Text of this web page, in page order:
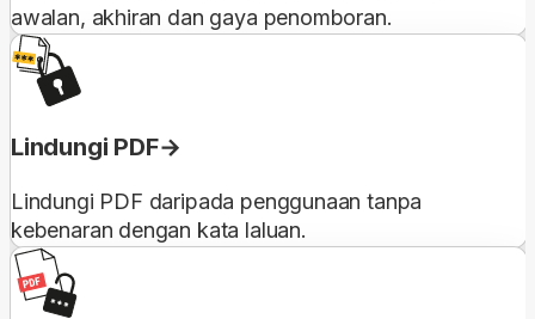
awalan, akhiran dan gaya penomboran.
Lindungi PDF
Lindungi PDF daripada penggunaan tanpa
kebenaran dengan kata laluan.